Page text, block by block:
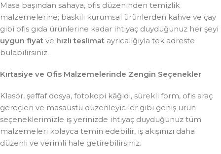
Masa başından sahaya, ofis düzeninden temizlik
malzemelerine; baskılı kurumsal ürünlerden kahve ve çay
gibi ofis gıda ürünlerine kadar ihtiyaç duyduğunuz her şeyi
uygun fiyat ve hızlı teslimat ayrıcalığıyla tek adreste
bulabilirsiniz.
Kırtasiye ve Ofis Malzemelerinde Zengin Seçenekler
Klasör, şeffaf dosya, fotokopi kâğıdı, sürekli form, ofis araç
gereçleri ve masaüstü düzenleyiciler gibi geniş ürün
seçeneklerimizle iş yerinizde ihtiyaç duyduğunuz tüm
malzemeleri kolayca temin edebilir, iş akışınızı daha
düzenli ve verimli hale getirebilirsiniz.